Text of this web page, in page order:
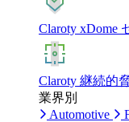
Claroty xDome
Claroty 継続的
業界別
Automotive